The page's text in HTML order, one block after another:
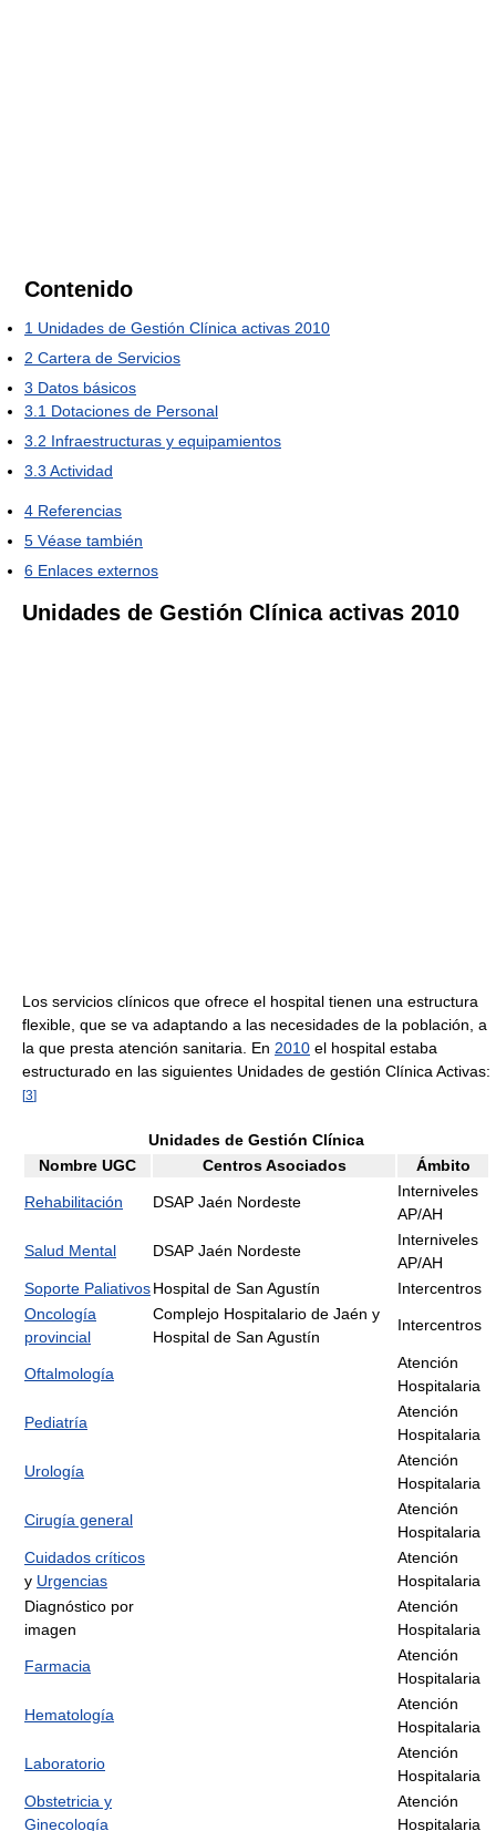
Contenido
1 Unidades de Gestión Clínica activas 2010
2 Cartera de Servicios
3 Datos básicos
3.1 Dotaciones de Personal
3.2 Infraestructuras y equipamientos
3.3 Actividad
4 Referencias
5 Véase también
6 Enlaces externos
Unidades de Gestión Clínica activas 2010
Los servicios clínicos que ofrece el hospital tienen una estructura
flexible, que se va adaptando a las necesidades de la población, a
la que presta atención sanitaria. En 2010 el hospital estaba
estructurado en las siguientes Unidades de gestión Clínica Activas:
[3]
Unidades de Gestión Clínica
Nombre UGC
Centros Asociados Ámbito
Rehabilitación DSAP Jaén Nordeste
Interniveles
AP/AH
Salud Mental DSAP Jaén Nordeste
Interniveles
AP/AH
Soporte PaliativosHospital de San Agustín
Intercentros
Oncología
provincial
Complejo Hospitalario de Jaén y
Hospital de San Agustín
Intercentros
Oftalmología
Atención
Hospitalaria
Pediatría
Atención
Hospitalaria
Urología
Atención
Hospitalaria
Cirugía general
Atención
Hospitalaria
Cuidados críticos
y Urgencias
Atención
Hospitalaria
Diagnóstico por
imagen
Atención
Hospitalaria
Farmacia
Atención
Hospitalaria
Hematología
Atención
Hospitalaria
Laboratorio
Atención
Hospitalaria
Obstetricia y
Ginecología
Atención
Hospitalaria